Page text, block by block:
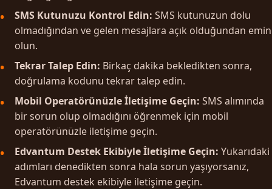
SMS Kutunuzu Kontrol Edin: SMS kutunuzun dolu
olmadığından ve gelen mesajlara açık olduğundan emin
olun.
Tekrar Talep Edin: Birkaç dakika bekledikten sonra,
doğrulama kodunu tekrar talep edin.
Mobil Operatörünüzle İletişime Geçin: SMS alımında
bir sorun olup olmadığını öğrenmek için mobil
operatörünüzle iletişime geçin.
Edvantum Destek Ekibiyle İletişime Geçin: Yukarıdaki
adımları denedikten sonra hala sorun yaşıyorsanız,
Edvantum destek ekibiyle iletişime geçin.